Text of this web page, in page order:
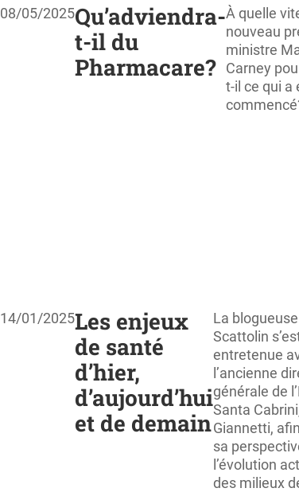
08/05/2025Qu’adviendra-
t-il du
Pharmacare?
À quelle
nouveau
ministre
Carney
t-il ce qui a
14/01/2025Les enjeux
de santé
d’hier,
d’aujourd’hui
et de demain
La
Scattolin
entretenue
l’ancienne
générale de
Santa
Giannetti,
sa
l’évolution
des milieux